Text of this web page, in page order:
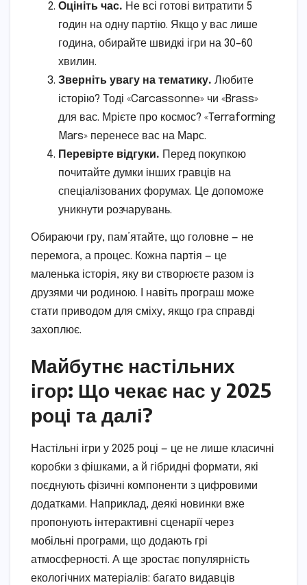
Оцініть час. Не всі готові витратити 5
годин на одну партію. Якщо у вас лише
година, обирайте швидкі ігри на 30–60
хвилин.
Зверніть увагу на тематику. Любите
історію? Тоді «Carcassonne» чи «Brass»
для вас. Мрієте про космос? «Terraforming
Mars» перенесе вас на Марс.
Перевірте відгуки. Перед покупкою
почитайте думки інших гравців на
спеціалізованих форумах. Це допоможе
уникнути розчарувань.
Обираючи гру, пам’ятайте, що головне — не
перемога, а процес. Кожна партія — це
маленька історія, яку ви створюєте разом із
друзями чи родиною. І навіть програш може
стати приводом для сміху, якщо гра справді
захоплює.
Майбутнє настільних
ігор: Що чекає нас у 2025
році та далі?
Настільні ігри у 2025 році — це не лише класичні
коробки з фішками, а й гібридні формати, які
поєднують фізичні компоненти з цифровими
додатками. Наприклад, деякі новинки вже
пропонують інтерактивні сценарії через
мобільні програми, що додають грі
атмосферності. А ще зростає популярність
екологічних матеріалів: багато видавців